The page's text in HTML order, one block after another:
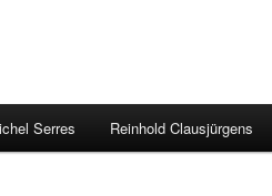
Serres Reinhold Clausjürgens